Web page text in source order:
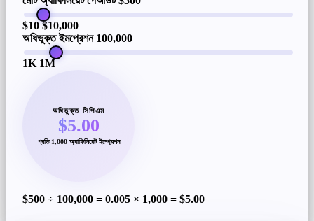
$10 $10,000
অধিভুক্ত ইমপ্রেশন 100,000
1K 1M
অধিভুক্ত সিপিএম
$5.00
প্রতি 1,000 অ্যাফিলিয়েট ইম্প্রেশন
$500 ÷ 100,000 = 0.005 × 1,000 = $5.00